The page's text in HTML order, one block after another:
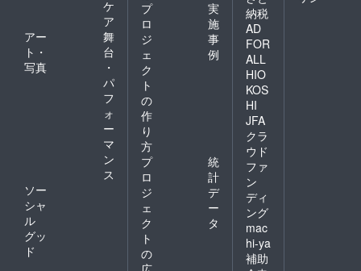
ケ
ア
アー
ト・
写真
舞
台
・
パ
フ
ォ
ー
マ
ン
ス
ソー
シャ
ル
グッ
ド
プ
ロ
ジ
ェ
ク
ト
の
作
り
方
実
施
事
例
プ
ロ
ジ
ェ
ク
ト
の
統
計
デ
ー
タ
納税
AD
FOR
ALL
HIO
KOS
HI
JFA
クラ
ウド
ファ
ン
ディ
ング
mac
hi-ya
補助